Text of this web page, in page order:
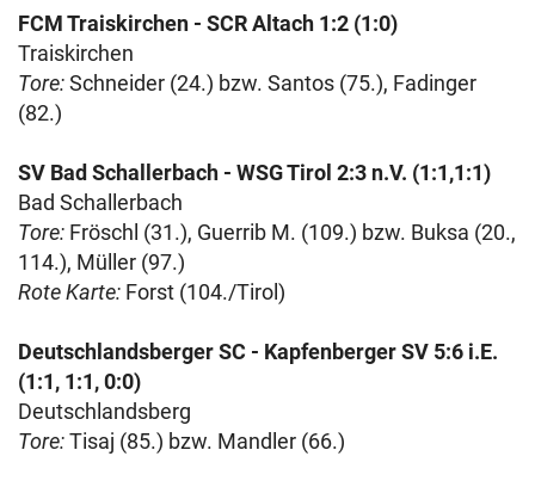
FCM Traiskirchen - SCR Altach 1:2 (1:0)
Traiskirchen
Tore:Schneider (24.) bzw. Santos (75.), Fadinger
(82.)
SV Bad Schallerbach - WSG Tirol 2:3 n.V. (1:1,1:1)
Bad Schallerbach
Tore: Fröschl (31.), Guerrib M. (109.) bzw. Buksa (20.,
114.), Müller (97.)
Rote Karte: Forst (104./Tirol)
Deutschlandsberger SC - Kapfenberger SV 5:6 i.E.
(1:1, 1:1, 0:0)
Deutschlandsberg
Tore:Tisaj (85.) bzw. Mandler (66.)